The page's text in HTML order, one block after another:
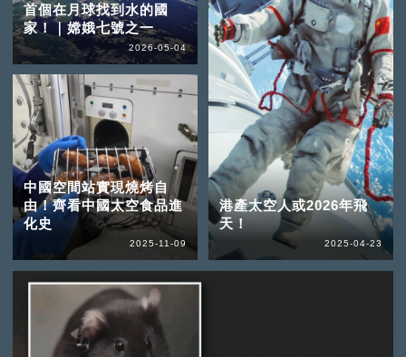
首個在月球找到水的國
家！｜嫦娥七號之一
2026-05-04
中國空間站實現燒烤自
由！齊看中國太空食品進
化史
2025-11-09
港產太空人或2026年飛
天！
2025-04-23